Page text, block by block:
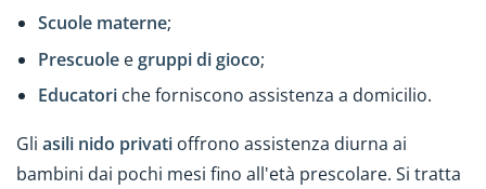
Scuole materne;
Prescuole egruppi di gioco;
Educatori che forniscono assistenza a domicilio.
Gli asili nido privati offrono assistenza diurna ai
bambini dai pochi mesi fino all'età prescolare. Si tratta